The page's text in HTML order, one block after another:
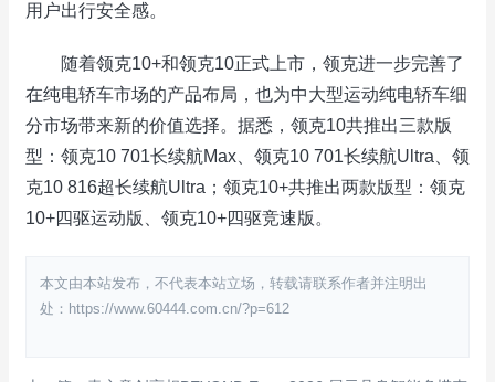
用户出行安全感。
随着领克10+和领克10正式上市，领克进一步完善了
在纯电轿车市场的产品布局，也为中大型运动纯电轿车细
分市场带来新的价值选择。据悉，领克10共推出三款版
型：领克10 701长续航Max、领克10 701长续航Ultra、领
克10 816超长续航Ultra；领克10+共推出两款版型：领克
10+四驱运动版、领克10+四驱竞速版。
本文由本站发布，不代表本站立场，转载请联系作者并注明出
处：https://www.60444.com.cn/?p=612